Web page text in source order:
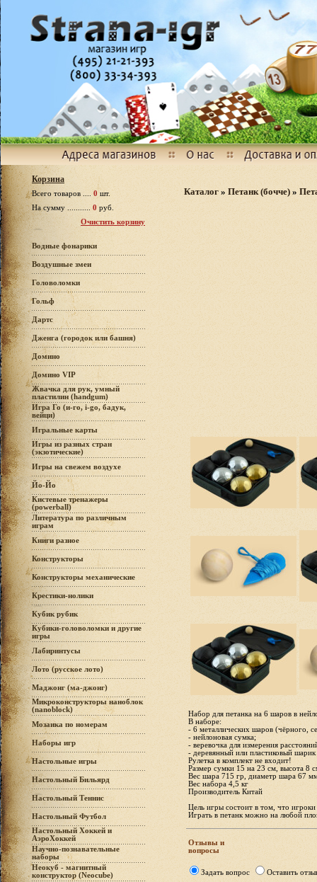
Корзина
Всего товаров ....0 шт.
На сумму ........... 0 руб.
Очистить корзину
Водные фонарики
Воздушные змеи
Головоломки
Гольф
Дартс
Дженга (городок или башня)
Домино
Домино VIP
Жвачка для рук, умный
пластилин (handgum)
Игра Го (и-го, i-go, бадук,
вейци)
Игральные карты
Игры из разных стран
(экзотические)
Игры на свежем воздухе
Йо-Йо
Кистевые тренажеры
(powerball)
Литература по различным
играм
Книги разное
Конструкторы
Конструкторы механические
Крестики-нолики
Кубик рубик
Кубики-головоломки и другие
игры
Лабиринтусы
Лото (русское лото)
Маджонг (ма-джонг)
Микроконструкторы наноблок
(nanoblock)
Мозаика по номерам
Наборы игр
Настольные игры
Настольный Бильярд
Настольный Теннис
Настольный Футбол
Настольный Хоккей и
АэроХоккей
Научно-познавательные
наборы
Неокуб - магнитный
конструктор (Neocube)
Каталог » Петанк (бочче) »
Набор для петанка на 6 шаров в
В наборе:
- 6 металлических шаров (чёрного,
- нейлоновая сумка;
- веревочка для измерения
- деревянный или пластиковый
Рулетка в комплект не входит!
Размер сумки 15 на 23 см, высота 8
Вес шара 715 гр, диаметр шара 67
Вес набора 4,5 кг
Производитель Китай
Цель игры состоит в том, что
Играть в петанк можно на любой
Отзывы и
вопросы
Задать вопрос
Оставить